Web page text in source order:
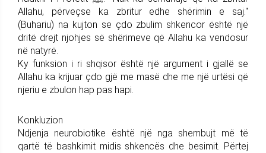
Allahu, përveçse ka zbritur edhe shërimin e saj."
(Buhariu) na kujton se çdo zbulim shkencor është një
dritë drejt njohjes së shërimeve që Allahu ka vendosur
në natyrë.
Ky funksion i ri shqisor është një argument i gjallë se
Allahu ka krijuar çdo gjë me masë dhe me një urtësi që
njeriu e zbulon hap pas hapi.
Konkluzion
Ndjenja neurobiotike është një nga shembujt më të
qartë të bashkimit midis shkencës dhe besimit. Përtej